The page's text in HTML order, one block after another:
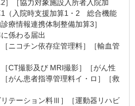
2］［協力対象施設入所者入院加
（入院時支援加算1・2 総合機能
療情報連携体制整備加算3］
係わる届出
［ニコチン依存症管理料］［輸血管
［CT撮影及び MRI撮影］［がん性
がん患者指導管理料イ・ロ］［救
リテーション料Ⅲ］［運動器リハビ